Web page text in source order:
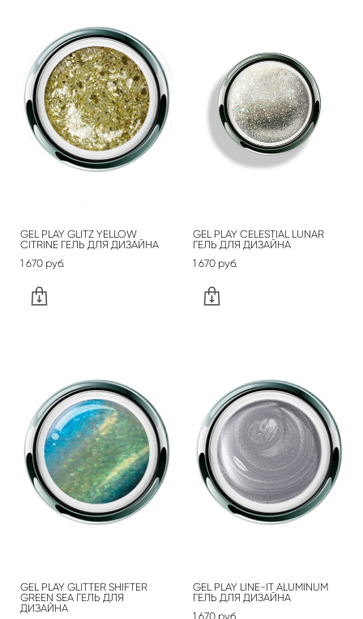
GEL PLAY GLITZ YELLOW
CITRINE ГЕЛЬ ДЛЯ ДИЗАЙНА
1 670 pуб.
GEL PLAY CELESTIAL LUNAR
ГЕЛЬ ДЛЯ ДИЗАЙНА
1 670 pуб.
GEL PLAY GLITTER SHIFTER
GREEN SEA ГЕЛЬ ДЛЯ
ДИЗАЙНА
GEL PLAY LINE-IT ALUMINUM
ГЕЛЬ ДЛЯ ДИЗАЙНА
1 670 pуб.